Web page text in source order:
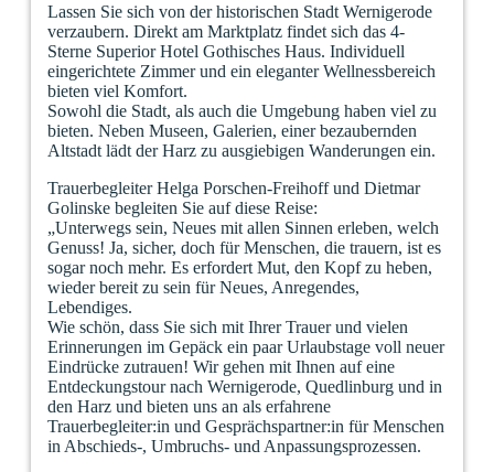
Lassen Sie sich von der historischen Stadt Wernigerode
verzaubern. Direkt am Marktplatz findet sich das 4-
Sterne Superior Hotel Gothisches Haus. Individuell
eingerichtete Zimmer und ein eleganter Wellnessbereich
bieten viel Komfort.
Sowohl die Stadt, als auch die Umgebung haben viel zu
bieten. Neben Museen, Galerien, einer bezaubernden
Altstadt lädt der Harz zu ausgiebigen Wanderungen ein.
Trauerbegleiter Helga Porschen-Freihoff und Dietmar
Golinske begleiten Sie auf diese Reise:
„Unterwegs sein, Neues mit allen Sinnen erleben, welch
Genuss! Ja, sicher, doch für Menschen, die trauern, ist es
sogar noch mehr. Es erfordert Mut, den Kopf zu heben,
wieder bereit zu sein für Neues, Anregendes,
Lebendiges.
Wie schön, dass Sie sich mit Ihrer Trauer und vielen
Erinnerungen im Gepäck ein paar Urlaubstage voll neuer
Eindrücke zutrauen! Wir gehen mit Ihnen auf eine
Entdeckungstour nach Wernigerode, Quedlinburg und in
den Harz und bieten uns an als erfahrene
Trauerbegleiter:in und Gesprächspartner:in für Menschen
in Abschieds-, Umbruchs- und Anpassungsprozessen.